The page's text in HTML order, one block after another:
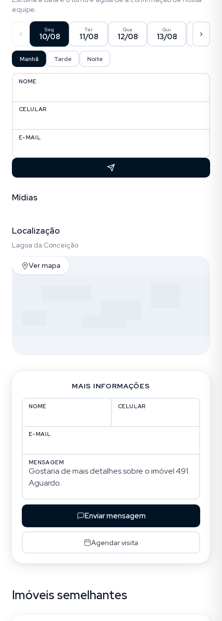
equipe.
Seg
10/08
Ter
11/08
Qua
12/08
Qui
13/08 14/08
Manhã Tarde Noite
NOME
CELULAR
E-MAIL
Mídias
Localização
Lagoa da Conceição
Ver mapa
MAIS INFORMAÇÕES
NOME CELULAR
E-MAIL
MENSAGEM
Enviar mensagem
Agendar visita
Imóveis semelhantes
Lagoa da Conceição